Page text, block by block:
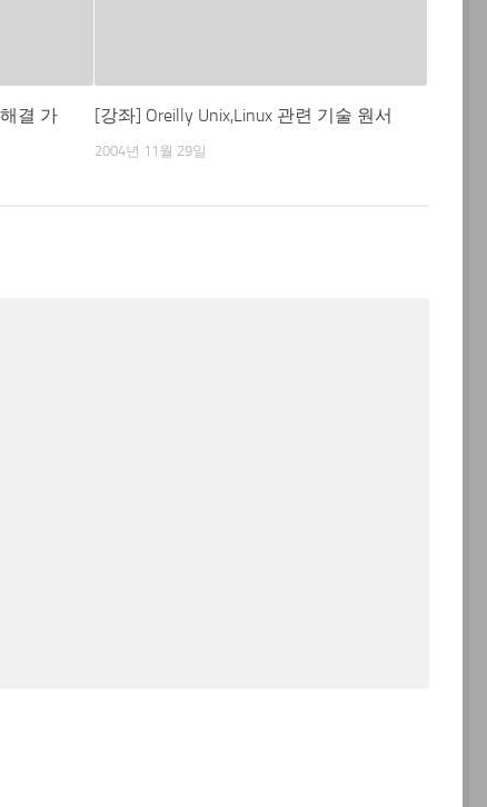
결 가
[강좌] Oreilly Unix,Linux 관련 기술 원서
2004년 11월 29일